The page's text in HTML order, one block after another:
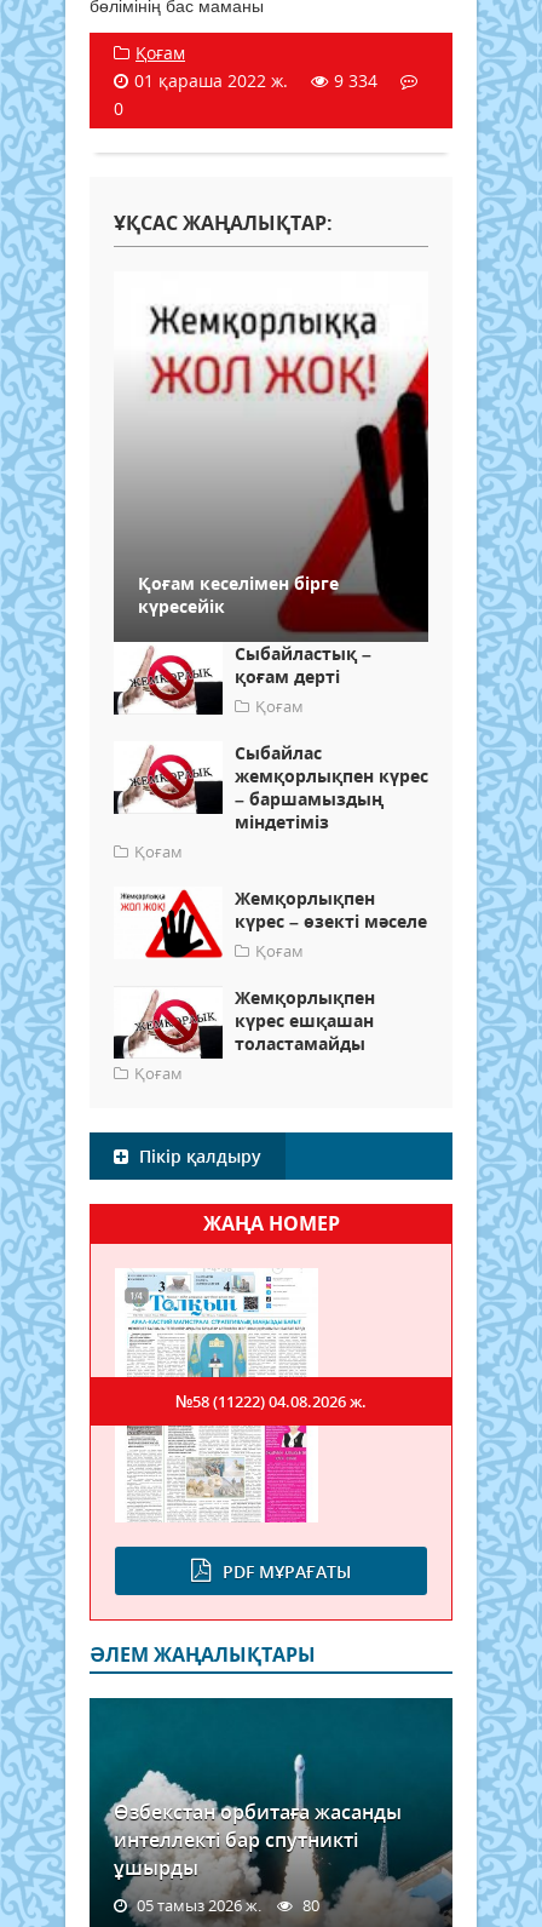
бөлімінің бас маманы
Қоғам
01 қараша 2022 ж.
9 334
0
ҰҚСАС ЖАҢАЛЫҚТАР:
Қоғам кеселімен бірге
күресейік
Сыбайластық –
қоғам дерті
Қоғам
Сыбайлас
жемқорлықпен күрес
– баршамыздың
міндетіміз
Қоғам
Жемқорлықпен
күрес – өзекті мәселе
Қоғам
Жемқорлықпен
күрес ешқашан
толастамайды
Қоғам
Пікір қалдыру
ЖАҢА НОМЕР
PDF МҰРАҒАТЫ
№58 (11222)04.08.2026 ж.
ӘЛЕМ ЖАҢАЛЫҚТАРЫ
Өзбекстан орбитаға жасанды
интеллекті бар спутникті
ұшырды
05 тамыз 2026 ж. 80